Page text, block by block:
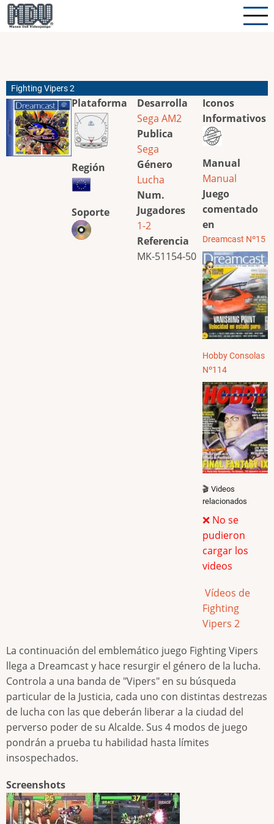
Pasar
al
Fighting Vipers 2
Plataforma
Región
Soporte
Desarrolla
Sega AM2
Publica
Sega
Género
Lucha
Num.
Jugadores
1-2
Referencia
MK-51154-50
Iconos
Informativos
Manual
Manual
Juego
comentado
en
Dreamcast Nº15
Hobby Consolas
Nº114
🎬 Videos
relacionados
❌ No se
pudieron
cargar los
videos
Vídeos de
Fighting
Vipers 2
La continuación del emblemático juego Fighting Vipers
llega a Dreamcast y hace resurgir el género de la lucha.
Controla a una banda de "Vipers" en su búsqueda
particular de la Justicia, cada uno con distintas destrezas
de lucha con las que deberán liberar a la ciudad del
perverso poder de su Alcalde. Sus 4 modos de juego
pondrán a prueba tu habilidad hasta límites
insospechados.
Screenshots